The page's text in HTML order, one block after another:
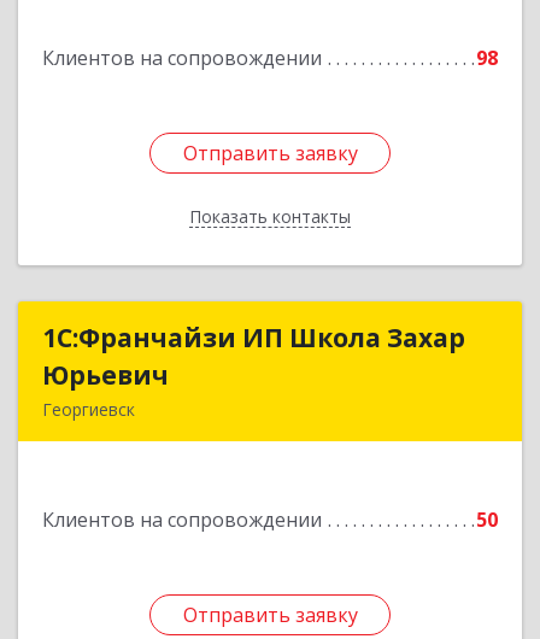
Клиентов на сопровождении 98
Отправить заявку
Показать контакты
Отправить заявку
Назад
1С:Франчайзи ИП Школа Захар
Юрьевич
Георгиевск
Клиентов на сопровождении 50
Отправить заявку
1С:Франчайзи ИП Школа Захар
Отправить заявку